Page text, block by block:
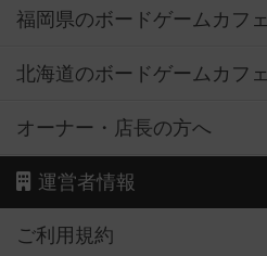
福岡県のボードゲームカフェ
北海道のボードゲームカフェ
オーナー・店長の方へ
運営者情報
ご利用規約